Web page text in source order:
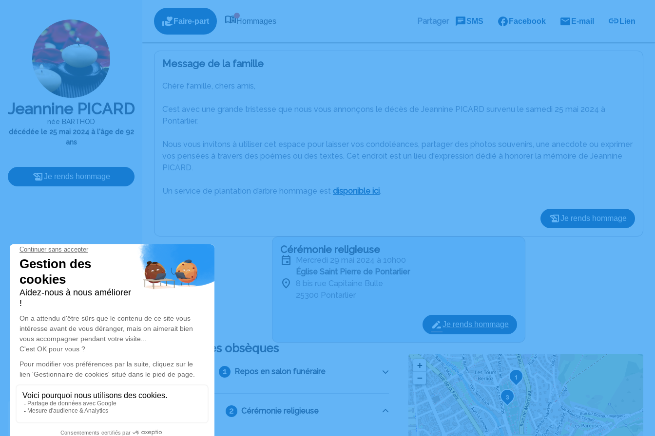
Jeannine PICARD
née BARTHOD
décédée le 25 mai 2024 à l'âge de 92
ans
Je rends hommage
Faire-part Hommages Partager SMS Facebook E-mail Lien
Message de la famille
Chère famille, chers amis,
C’est avec une grande tristesse que nous vous annonçons le décès de Jeannine PICARD survenu le samedi 25 mai 2024 à
Pontarlier.
Nous vous invitons à utiliser cet espace pour laisser vos condoléances, partager des photos souvenirs, une anecdote ou exprimer
vos pensées à travers des poèmes ou des textes. Cet endroit est un lieu d'expression dédié à honorer la mémoire de Jeannine
PICARD.
Un service de plantation d’arbre hommage est disponible ici.
Je rends hommage
Cérémonie religieuse
mercredi 29 mai 2024 à 10h00
Église Saint Pierre de Pontarlier
8 bis rue Capitaine Bulle
25300 Pontarlier
Je rends hommage
Déroulé des obsèques
Repos en salon funéraire
Cérémonie religieuse
1
3
+
−